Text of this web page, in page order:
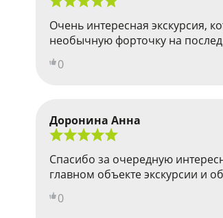
Очень интересная экскурсия,
необычную форточку на
0
Доронина Анна
Спасибо за очередную
главном объекте экскурсии и
0